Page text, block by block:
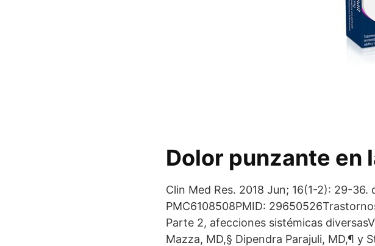
Dolor punzante en
Clin Med Res. 2018 Jun; 16(1-2): 29-36.
PMC6108508PMID:
Parte 2, afecciones sistémicas
Mazza, MD,§ Dipendra Parajuli, MD,¶ y